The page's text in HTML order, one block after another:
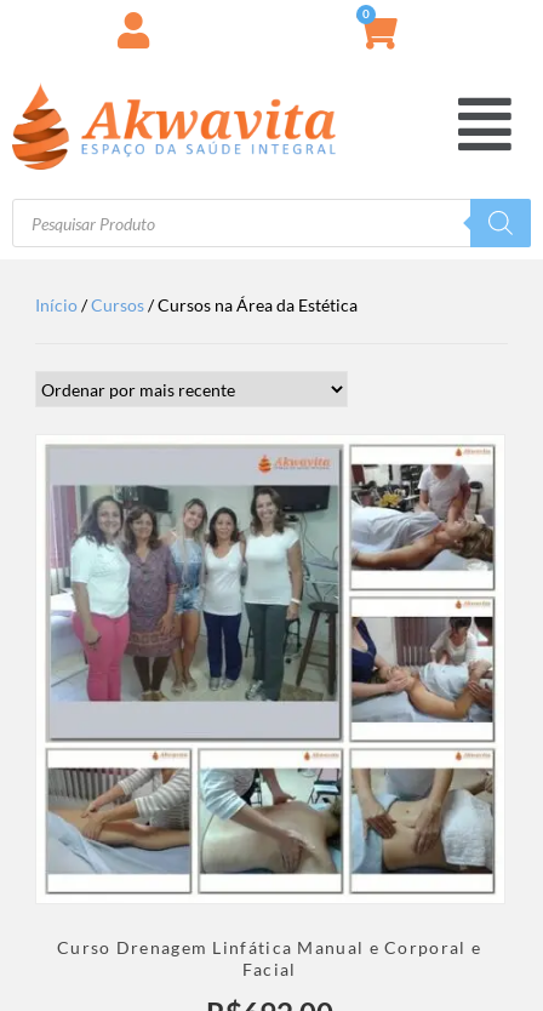
0
Início/Cursos/ Cursos na Área da Estética
Curso Drenagem Linfática Manual e Corporal e
Facial